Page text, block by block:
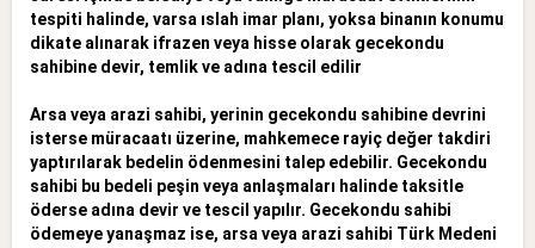
tespiti halinde, varsa ıslah imar planı, yoksa binanın konumu
dikate alınarak ifrazen veya hisse olarak gecekondu
sahibine devir, temlik ve adına tescil edilir
Arsa veya arazi sahibi, yerinin gecekondu sahibine devrini
isterse müracaatı üzerine, mahkemece rayiç değer takdiri
yaptırılarak bedelin ödenmesini talep edebilir. Gecekondu
sahibi bu bedeli peşin veya anlaşmaları halinde taksitle
öderse adına devir ve tescil yapılır. Gecekondu sahibi
ödemeye yanaşmaz ise, arsa veya arazi sahibi Türk Medeni